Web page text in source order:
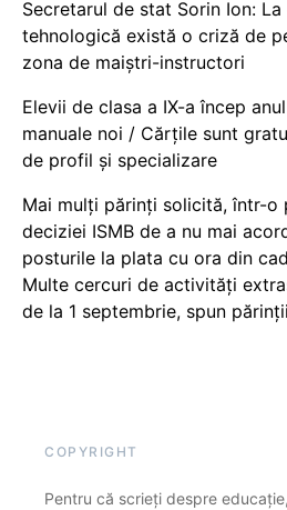
Secretarul de stat Sorin Ion:
tehnologică există o criză de
zona de maiștri-instructori
Elevii de clasa a IX-a încep
manuale noi / Cărțile sunt
de profil și specializare
Mai mulți părinți solicită, într-o
deciziei ISMB de a nu mai
posturile la plata cu ora din
Multe cercuri de activități
de la 1 septembrie, spun părinții
COPYRIGHT
Pentru că scrieți despre